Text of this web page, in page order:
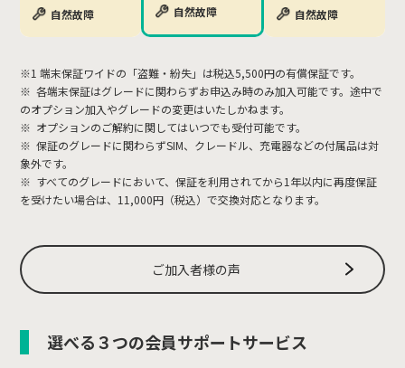
自然故障 自然故障 自然故障
※1 端末保証ワイドの「盗難・紛失」は税込5,500円の有償保証です。
※ 各端末保証はグレードに関わらずお申込み時のみ加入可能です。途中で
のオプション加入やグレードの変更はいたしかねます。
※ オプションのご解約に関してはいつでも受付可能です。
※ 保証のグレードに関わらずSIM、クレードル、充電器などの付属品は対
象外です。
※ すべてのグレードにおいて、保証を利用されてから1年以内に再度保証
を受けたい場合は、11,000円（税込）で交換対応となります。
ご加入者様の声
選べる３つの会員サポートサービス